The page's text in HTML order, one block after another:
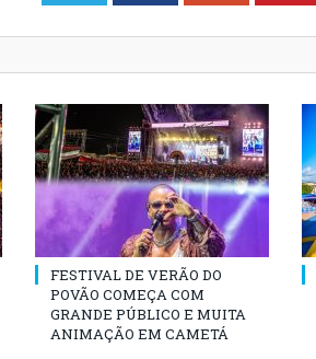
FESTIVAL DE VERÃO DO
POVÃO COMEÇA COM
GRANDE PÚBLICO E MUITA
ANIMAÇÃO EM CAMETÁ